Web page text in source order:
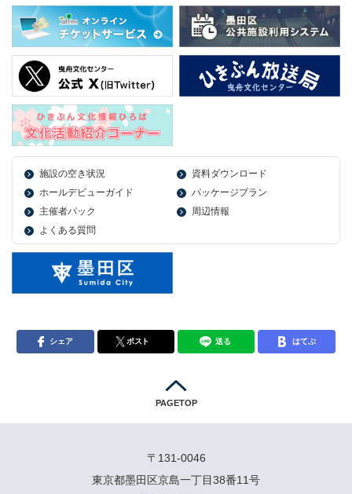
施設の空き状況
資料ダウンロード
ホールデビューガイド
パッケージプラン
主催者パック
周辺情報
よくある質問
シェア ポスト 送る はてぶ
PAGETOP
〒131-0046
東京都墨田区京島一丁目38番11号